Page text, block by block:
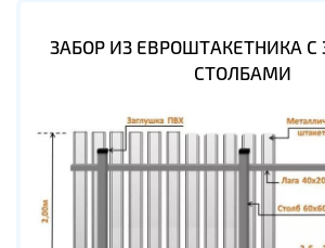
ЗАБОР ИЗ ЕВРОШТАКЕТНИКА
СТОЛБАМИ